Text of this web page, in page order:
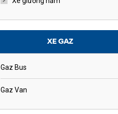
XE GAZ
Gaz Bus
Gaz Van